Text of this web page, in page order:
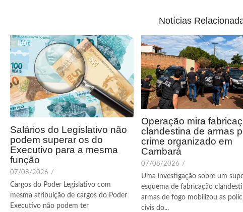
Notícias
Salários do Legislativo não
podem superar os do
Executivo para a mesma
função
07/08/2026 /
Cargos do Poder Legislativo com
mesma atribuição de cargos do Poder
Executivo não podem ter
Operação mira
clandestina de armas
crime organizado em
Cambará
07/08/2026 /
Uma investigação sobre um
esquema de fabricação
armas de fogo mobilizou as
civis do...